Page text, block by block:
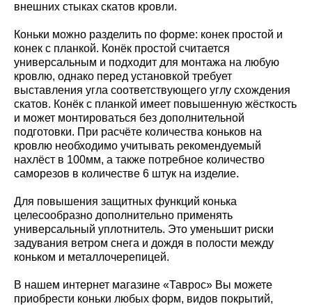
внешних стыках скатов кровли.
Коньки можно разделить по форме: конек простой и
конек с планкой. Конёк простой считается
универсальным и подходит для монтажа на любую
кровлю, однако перед установкой требует
выставления угла соответствующего углу схождения
скатов. Конёк с планкой имеет повышенную жёсткость
и может монтироваться без дополнительной
подготовки. При расчёте количества коньков на
кровлю необходимо учитывать рекомендуемый
нахлёст в 100мм, а также потребное количество
саморезов в количестве 6 штук на изделие.
Для повышения защитных функций конька
целесообразно дополнительно применять
универсальный уплотнитель. Это уменьшит риски
задувания ветром снега и дождя в полости между
коньком и металлочерепицей.
В нашем интернет магазине «Таврос» Вы можете
приобрести коньки любых форм, видов покрытий,